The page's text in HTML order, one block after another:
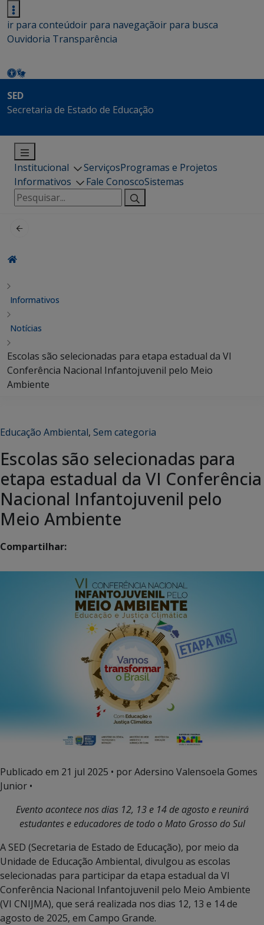
ir para conteúdoir para navegaçãoir para busca
Ouvidoria Transparência
SED
Secretaria de Estado de Educação
Institucional ServiçosProgramas e Projetos
Informativos
Fale ConoscoSistemas
Pesquisar
por:
Informativos
Notícias
Escolas são selecionadas para etapa estadual da VI
Conferência Nacional Infantojuvenil pelo Meio
Ambiente
Educação Ambiental, Sem categoria
Escolas são selecionadas para
etapa estadual da VI Conferência
Nacional Infantojuvenil pelo
Meio Ambiente
Compartilhar:
Publicado em 21 jul 2025 • por Adersino Valensoela Gomes
Junior •
Evento acontece nos dias 12, 13 e 14 de agosto e reunirá
estudantes e educadores de todo o Mato Grosso do Sul
A SED (Secretaria de Estado de Educação), por meio da
Unidade de Educação Ambiental, divulgou as escolas
selecionadas para participar da etapa estadual da VI
Conferência Nacional Infantojuvenil pelo Meio Ambiente
(VI CNIJMA), que será realizada nos dias 12, 13 e 14 de
agosto de 2025, em Campo Grande.